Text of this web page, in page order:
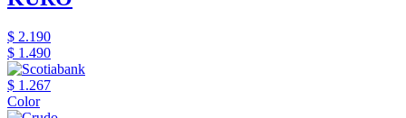
$ 2.190
$ 1.490
$ 1.267
Color